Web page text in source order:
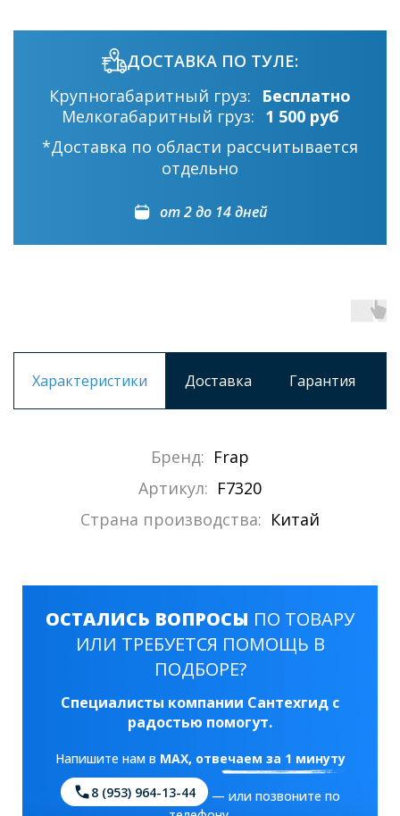
ДОСТАВКА ПО ТУЛЕ:
Крупногабаритный груз:
Бесплатно
Мелкогабаритный груз: 1 500 руб
*Доставка по области рассчитывается
отдельно
от 2 до 14 дней
Характеристики Доставка Гарантия
Бренд: Frap
Артикул: F7320
Страна производства: Китай
ОСТАЛИСЬ ВОПРОСЫ ПО ТОВАРУ
ИЛИ ТРЕБУЕТСЯ ПОМОЩЬ В
ПОДБОРЕ?
Специалисты компании Сантехгид с
радостью помогут.
Напишите нам в MAX, отвечаем за 1 минуту
8 (953) 964-13-44
— или позвоните по